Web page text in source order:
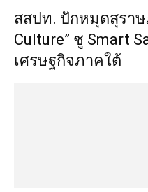
สสปท. ปักหมุดสุราษ
Culture” ชู Smart
เศรษฐกิจภาคใต้